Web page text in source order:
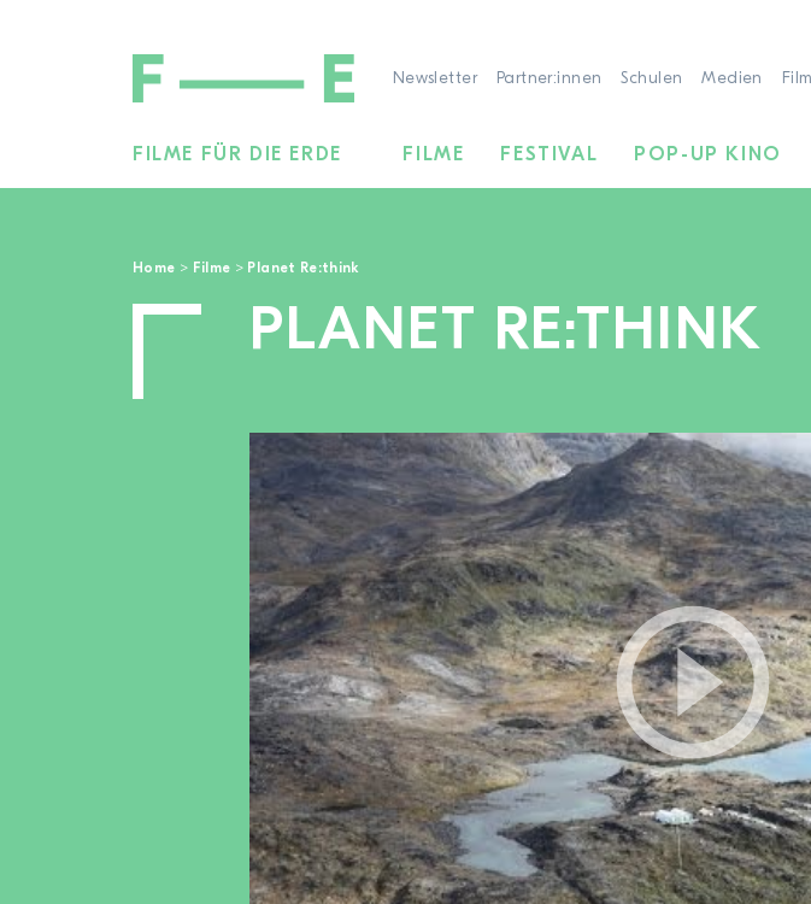
Newsletter Partner:innen Schulen Medien
FILME FÜR DIE ERDE FILME FESTIVAL POP-UP KINO
Home > Filme > Planet Re:think
PLANET RE:THINK
ZUR